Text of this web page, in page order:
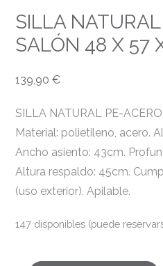
SILLA
SALÓN 48 X 57
139,90€
SILLA NATURAL PE-
Material: polietileno, acero.
Ancho asiento: 43cm.
Altura respaldo: 45cm.
(uso exterior). Apilable.
147 disponibles (puede